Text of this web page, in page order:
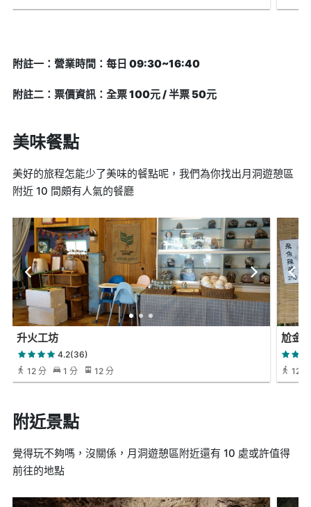
附註一：營業時間：每日 09:30~16:40
附註二：票價資訊：全票 100元 / 半票 50元
美味餐點
美好的旅程怎能少了美味的餐點呢，我們為你找出月洞遊憩區
附近 10 間頗有人氣的餐廳
升火工坊
4.2(36)
12 分
1 分 12 分
尬金
12 分
附近景點
覺得玩不夠嗎，沒關係，月洞遊憩區附近還有 10 處或許值得
前往的地點